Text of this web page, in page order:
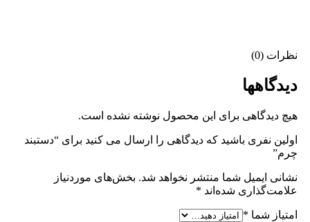
نظرات (0)
دیدگاهها
هیچ دیدگاهی برای این محصول نوشته نشده است.
اولین نفری باشید که دیدگاهی را ارسال می کنید برای “دستبند
چرم”
نشانی ایمیل شما منتشر نخواهد شد. بخش‌های موردنیاز
علامت‌گذاری شده‌اند *
امتیاز شما *